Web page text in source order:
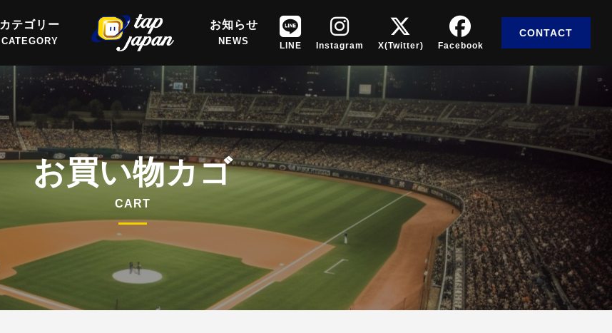
カテゴリー
CATEGORY
お知らせ
NEWS LINE Instagram X(Twitter) Facebook
CONTACT
お買い物カゴ
CART